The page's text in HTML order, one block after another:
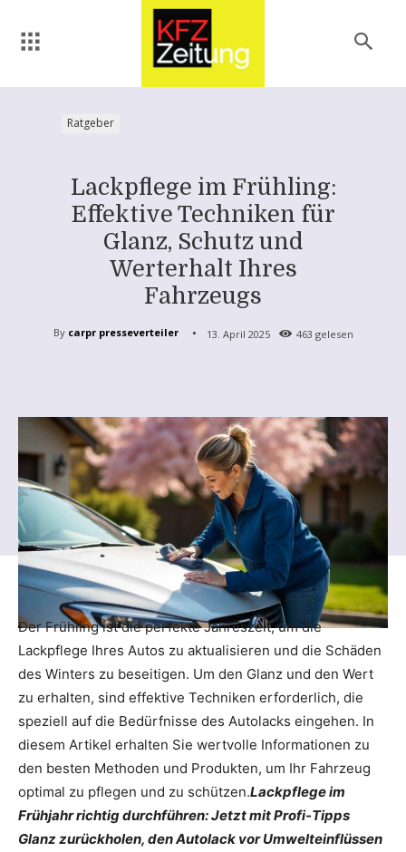
Ratgeber
Lackpflege im Frühling:
Effektive Techniken für
Glanz, Schutz und
Werterhalt Ihres
Fahrzeugs
By carpr presseverteiler 13. April 2025 463 gelesen
Der Frühling ist die perfekte Jahreszeit, um die
Lackpflege Ihres Autos zu aktualisieren und die Schäden
des Winters zu beseitigen. Um den Glanz und den Wert
zu erhalten, sind effektive Techniken erforderlich, die
speziell auf die Bedürfnisse des Autolacks eingehen. In
diesem Artikel erhalten Sie wertvolle Informationen zu
den besten Methoden und Produkten, um Ihr Fahrzeug
optimal zu pflegen und zu schützen.Lackpflege im
Frühjahr richtig durchführen: Jetzt mit Profi-Tipps
Glanz zurückholen, den Autolack vor Umwelteinflüssen